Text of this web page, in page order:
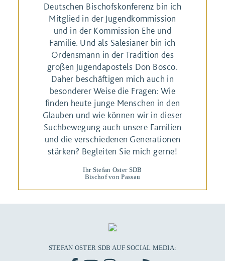
Deutschen Bischofskonferenz bin ich
Mitglied in der Jugendkommission
und in der Kommission Ehe und
Familie. Und als Salesianer bin ich
Ordensmann in der Tradition des
großen Jugendapostels Don Bosco.
Daher beschäftigen mich auch in
besonderer Weise die Fragen: Wie
finden heute junge Menschen in den
Glauben und wie können wir in dieser
Suchbewegung auch unsere Familien
und die verschiedenen Generationen
stärken? Begleiten Sie mich gerne!
Ihr Stefan Oster SDB
Bischof von Passau
STEFAN OSTER SDB AUF SOCIAL MEDIA: